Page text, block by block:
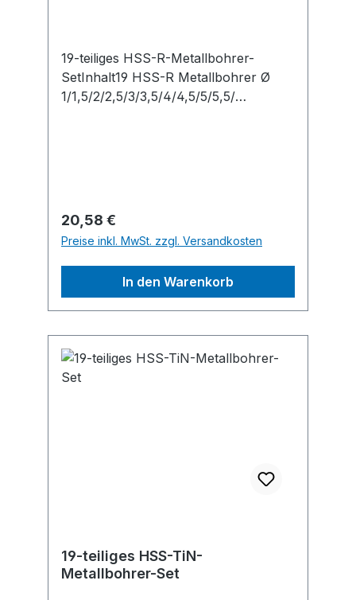
19-teiliges HSS-R-Metallbohrer-
SetInhalt19 HSS-R Metallbohrer Ø
1/1,5/2/2,5/3/3,5/4/4,5/5/5,5/
Regulärer Preis:
20,58 €
Preise inkl. MwSt. zzgl. Versandkosten
In den Warenkorb
19-teiliges HSS-TiN-
Metallbohrer-Set